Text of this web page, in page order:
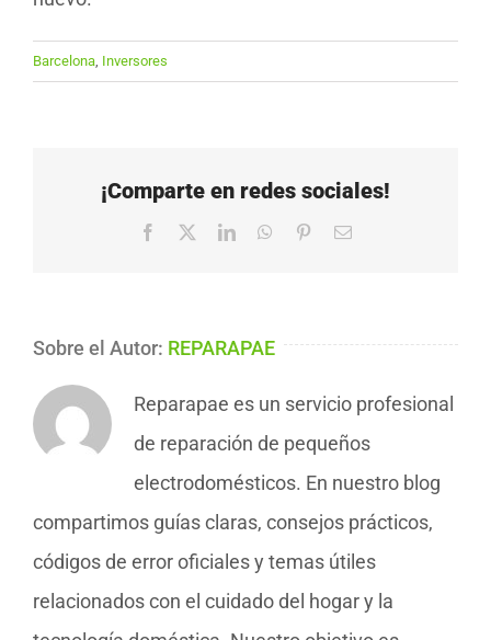
Barcelona Inversores
¡Comparte en redes sociales!
Facebook LinkedInWhatsApp
PinterestCorreo
Sobre el Autor: REPARAPAE
Reparapae es un servicio profesional
de reparación de pequeños
electrodomésticos. En nuestro blog
compartimos guías claras, consejos prácticos,
códigos de error oficiales y temas útiles
relacionados con el cuidado del hogar y la